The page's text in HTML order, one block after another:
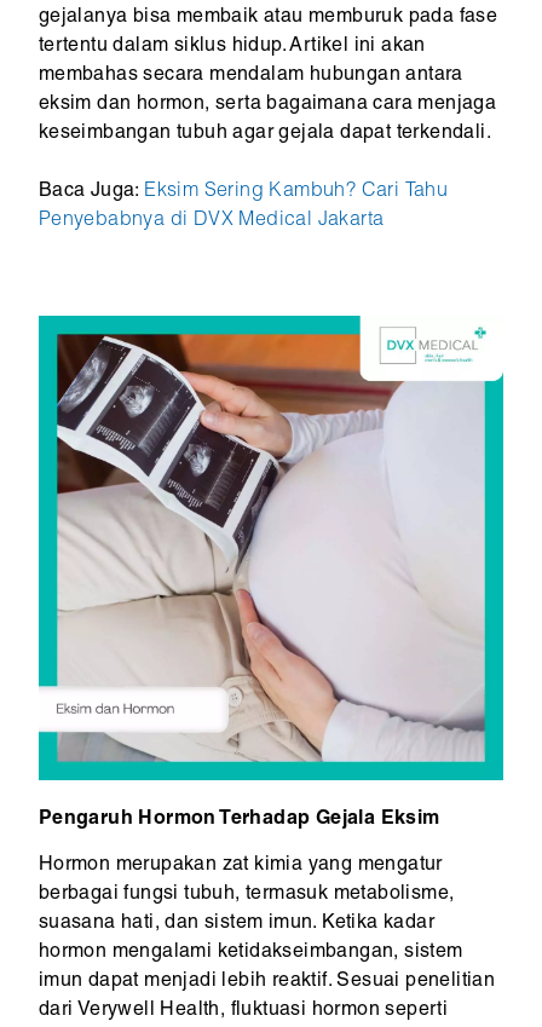
gejalanya bisa membaik atau memburuk pada fase
tertentu dalam siklus hidup. Artikel ini akan
membahas secara mendalam hubungan antara
eksim dan hormon, serta bagaimana cara menjaga
keseimbangan tubuh agar gejala dapat terkendali.
Baca Juga: Eksim Sering Kambuh? Cari Tahu
Penyebabnya di DVX Medical Jakarta
Pengaruh Hormon Terhadap Gejala Eksim
Hormon merupakan zat kimia yang mengatur
berbagai fungsi tubuh, termasuk metabolisme,
suasana hati, dan sistem imun. Ketika kadar
hormon mengalami ketidakseimbangan, sistem
imun dapat menjadi lebih reaktif. Sesuai penelitian
dari Verywell Health, fluktuasi hormon seperti